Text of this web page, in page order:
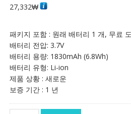
27,332₩
패키지 포함 : 원래 배터리 1 개, 무료
배터리 전압: 3.7V
배터리 용량: 1830mAh (6.8Wh)
배터리 유형: Li-ion
제품 상황 : 새로운
보증 기간 : 1 년